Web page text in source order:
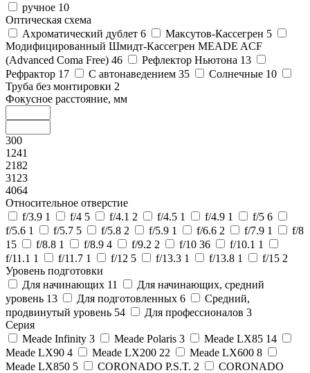
ручное 10
Оптическая схема
Ахроматический дублет 6 Максутов-Кассегрен 5
Модифицированный Шмидт-Кассегрен MEADE ACF
(Advanced Coma Free) 46 Рефлектор Ньютона 13
Рефрактор 17 С автонаведением 35 Солнечные 10
Труба без монтировки 2
Фокусное расстояние, мм
300
1241
2182
3123
4064
Относительное отверстие
f/3.9 1 f/4 5 f/4.1 2 f/4.5 1 f/4.9 1 f/5 6
f/5.6 1 f/5.7 5 f/5.8 2 f/5.9 1 f/6.6 2 f/7.9 1
f/8
15
f/8.8 1 f/8.9 4 f/9.2 2 f/10 36 f/10.1 1
f/11.1 1 f/11.7 1 f/12 5 f/13.3 1 f/13.8 1 f/15 2
Уровень подготовки
Для начинающих 11
Для начинающих, средний
уровень 13 Для подготовленных 6
Средний,
продвинутый уровень 54 Для профессионалов 3
Серия
Meade Infinity 3 Meade Polaris 3 Meade LX85 14
Meade LX90 4 Meade LX200 22 Meade LX600 8
Meade LX850 5 CORONADO P.S.T. 2
CORONADO